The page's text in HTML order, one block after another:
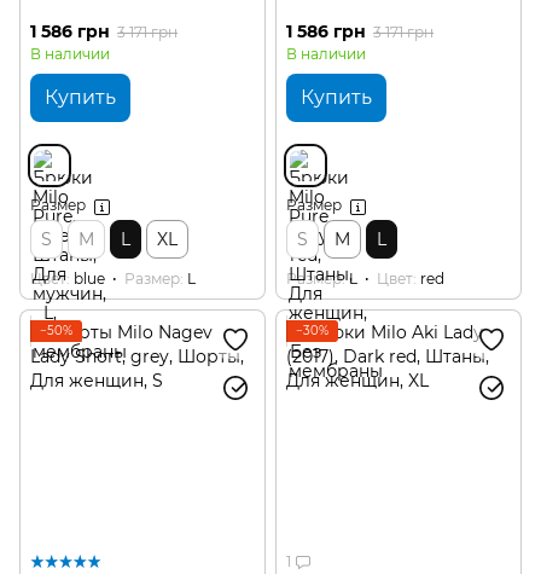
1 586 грн 3 171 грн
В наличии
Купить
Размер
S M L XL
Цвет blue Размер L
1 586 грн 3 171 грн
В наличии
Купить
Размер
S M L
Размер L Цвет red
−50% −30%
1